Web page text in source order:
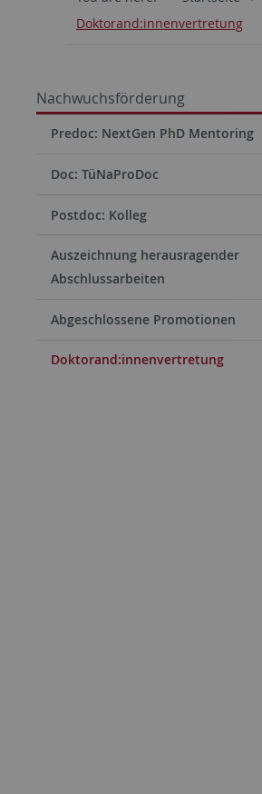
Doktorand:innenvertretung
Nachwuchsförderung
Predoc: NextGen PhD Mentoring
Doc: TüNaProDoc
Postdoc: Kolleg
Auszeichnung herausragender
Abschlussarbeiten
Abgeschlossene Promotionen
Doktorand:innenvertretung